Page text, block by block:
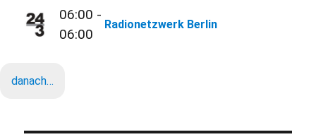
06:00 -
06:00
Radionetzwerk Berlin
danach…